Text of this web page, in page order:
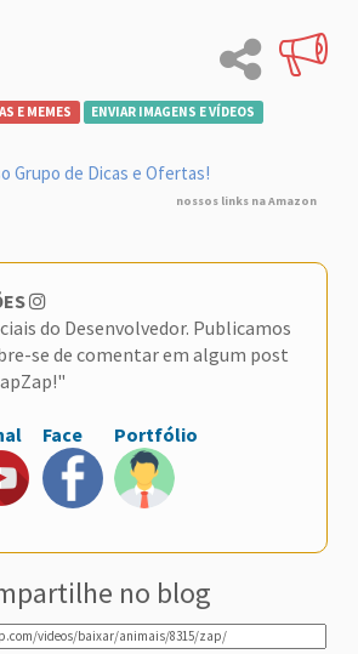
E MEMES ENVIAR IMAGENS E VÍDEOS
Grupo de Dicas e Ofertas!
nossos links na Amazon
do Desenvolvedor. Publicamos
se de comentar em algum post
Face Portfólio
no blog